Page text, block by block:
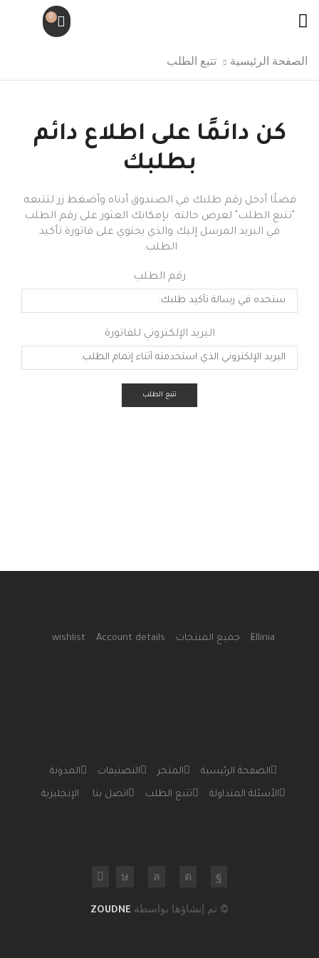
0
الصفحة الرئيسية تتبع الطلب
كن دائمًا على اطلاع دائم
بطلبك
فضلًا أدخل رقم طلبك في الصندوق أدناه وأضغط زر لتتبعه
"تتبع الطلب" لعرض حالته. بإمكانك العثور على رقم الطلب
في البريد المرسل إليك والذي يحتوي على فاتورة تأكيد
الطلب.
رقم الطلب
البريد الإلكتروني للفاتورة
تتبع الطلب
Ellinia جميع المنتجات Account details
wishlist
الصفحة الرئيسية المتجر التصنيفات المدونة
الأسئلة المتداولة تتبع الطلب اتصل بنا الإنجليزية
© تم إنشاؤها بواسطة ZOUDNE